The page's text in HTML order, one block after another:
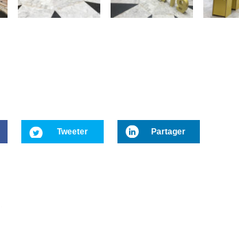
Tweeter Partager